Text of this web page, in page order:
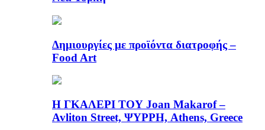
Δημιουργίες με προϊόντα διατροφής –
Food Art
Η ΓΚΑΛΕΡΙ ΤΟΥ Joan Makarof –
Avliton Street, ΨΥΡΡΗ, Athens, Greece